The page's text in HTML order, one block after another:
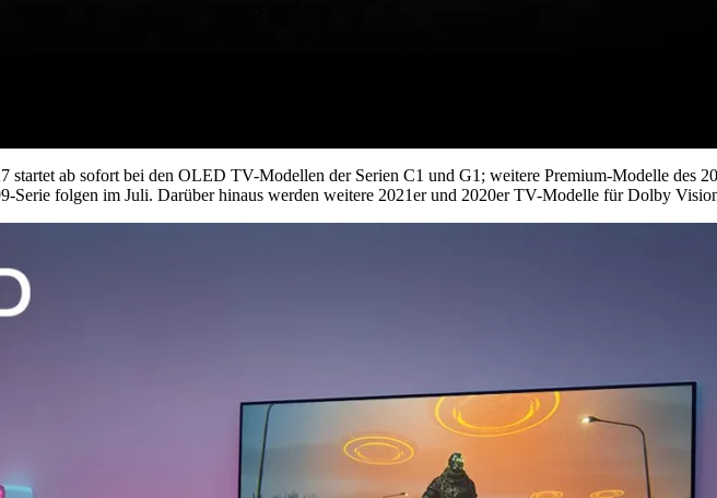
startet ab sofort bei den OLED TV-Modellen der Serien C1 und G1; weitere Premium-Modelle
folgen im Juli. Darüber hinaus werden weitere 2021er und 2020er TV-Modelle für Dolby